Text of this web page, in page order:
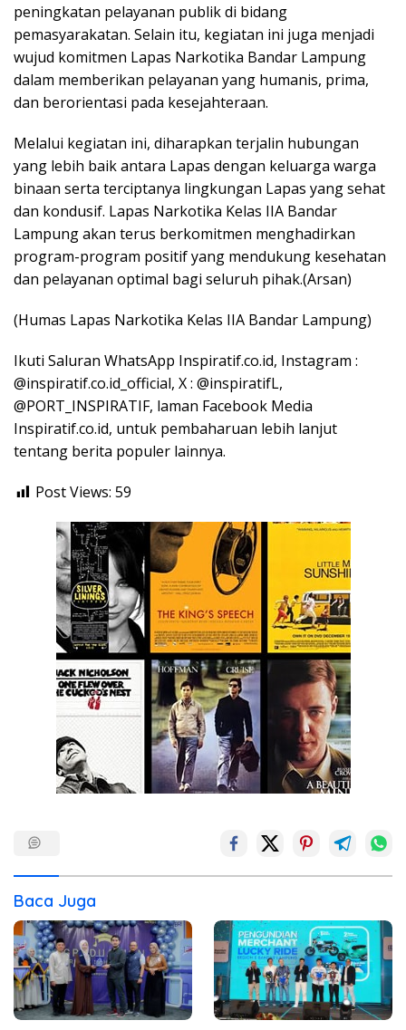
peningkatan pelayanan publik di bidang
pemasyarakatan. Selain itu, kegiatan ini juga menjadi
wujud komitmen Lapas Narkotika Bandar Lampung
dalam memberikan pelayanan yang humanis, prima,
dan berorientasi pada kesejahteraan.
Melalui kegiatan ini, diharapkan terjalin hubungan
yang lebih baik antara Lapas dengan keluarga warga
binaan serta terciptanya lingkungan Lapas yang sehat
dan kondusif. Lapas Narkotika Kelas IIA Bandar
Lampung akan terus berkomitmen menghadirkan
program-program positif yang mendukung kesehatan
dan pelayanan optimal bagi seluruh pihak.(Arsan)
(Humas Lapas Narkotika Kelas IIA Bandar Lampung)
Ikuti Saluran WhatsApp Inspiratif.co.id, Instagram :
@inspiratif.co.id_official, X : @inspiratifL,
@PORT_INSPIRATIF, laman Facebook Media
Inspiratif.co.id, untuk pembaharuan lebih lanjut
tentang berita populer lainnya.
Post Views: 59
Baca Juga